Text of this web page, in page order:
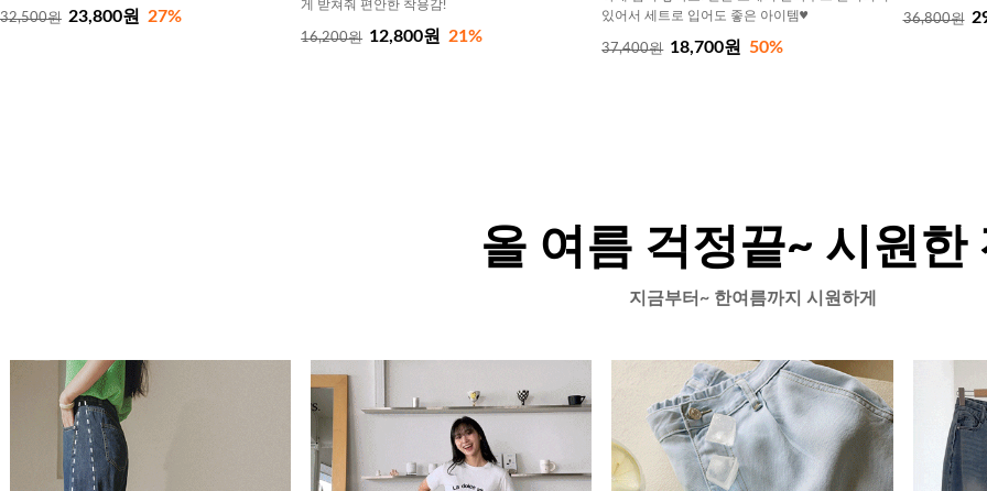
32,500원 23,800원 27%
게 받쳐줘 편안한 착용감!
16,200원 12,800원 21%
있어서 세트로 입어도 좋은 아이템♥
37,400원 18,700원 50%
36,800원
올 여름 걱정끝~ 시원한
지금부터~ 한여름까지 시원하게